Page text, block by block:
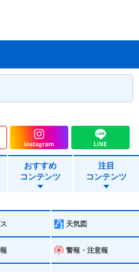
周防大島町
上関町
おすすめ
コンテンツ
注目
コンテンツ
天気図
警報・注意報